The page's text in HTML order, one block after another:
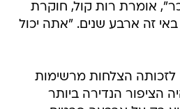
אומרת רות קול, חוקרת
באי זה ארבע שנים. "אתה יכול
לזכותה הצלחות מרשימות
הציפור הנדירה ביותר